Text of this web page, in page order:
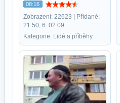
08:16
Zobrazení: 22623 | Přidané:
21:50, 6. 02 09
Kategorie: Lidé a příběhy